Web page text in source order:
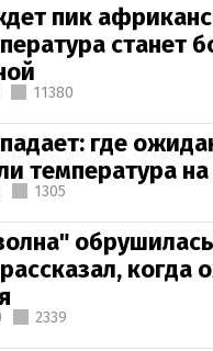
пик
станет
11380
где
температура
1305
когда
2339